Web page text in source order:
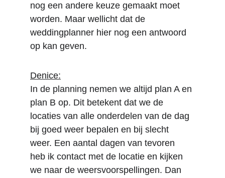
nog een andere keuze gemaakt moet
worden. Maar wellicht dat de
weddingplanner hier nog een antwoord
op kan geven.
Denice:
In de planning nemen we altijd plan A en
plan B op. Dit betekent dat we de
locaties van alle onderdelen van de dag
bij goed weer bepalen en bij slecht
weer. Een aantal dagen van tevoren
heb ik contact met de locatie en kijken
we naar de weersvoorspellingen. Dan